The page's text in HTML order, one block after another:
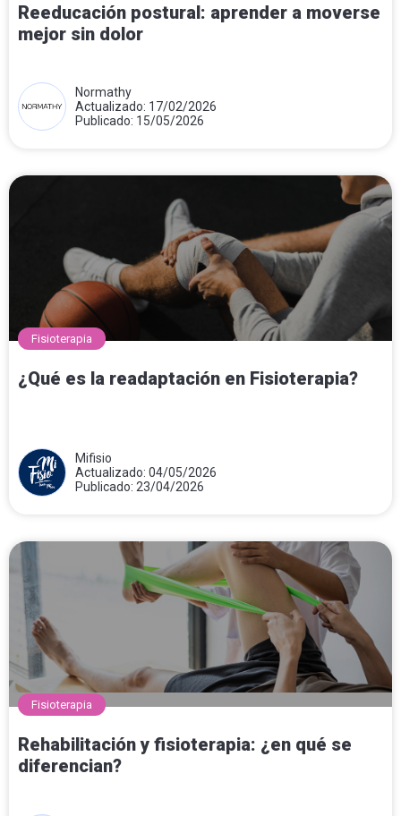
Reeducación postural: aprender a moverse
mejor sin dolor
Normathy
Actualizado: 17/02/2026
Publicado: 15/05/2026
Fisioterapia
¿Qué es la readaptación en Fisioterapia?
Mifisio
Actualizado: 04/05/2026
Publicado: 23/04/2026
Fisioterapia
Rehabilitación y fisioterapia: ¿en qué se
diferencian?